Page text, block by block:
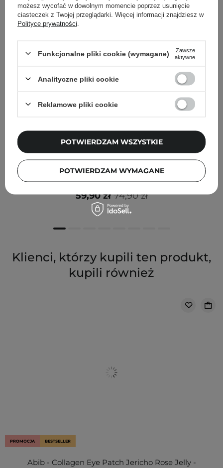
PROMOCJA
Abib - Heartleaf Spot Pad Calming Touch - Kojące Płatki
do Twarzy - 150ml/80szt
74,90 zł
59,90 zł
Klienci, którzy kupili ten produkt,
kupili również
PROMOCJA BESTSELLER
Abib - Collagen Eye Patch Jericho Rose Jelly -
możesz wycofać w dowolnym momencie poprzez usunięcie
ciasteczek z Twojej przeglądarki. Więcej informacji znajdziesz w
Polityce prywatności
Funkcjonalne pliki cookie (wymagane)
Zawsze
aktywne
Analityczne pliki cookie
Reklamowe pliki cookie
POTWIERDZAM WYMAGANE
POTWIERDZAM WSZYSTKIE